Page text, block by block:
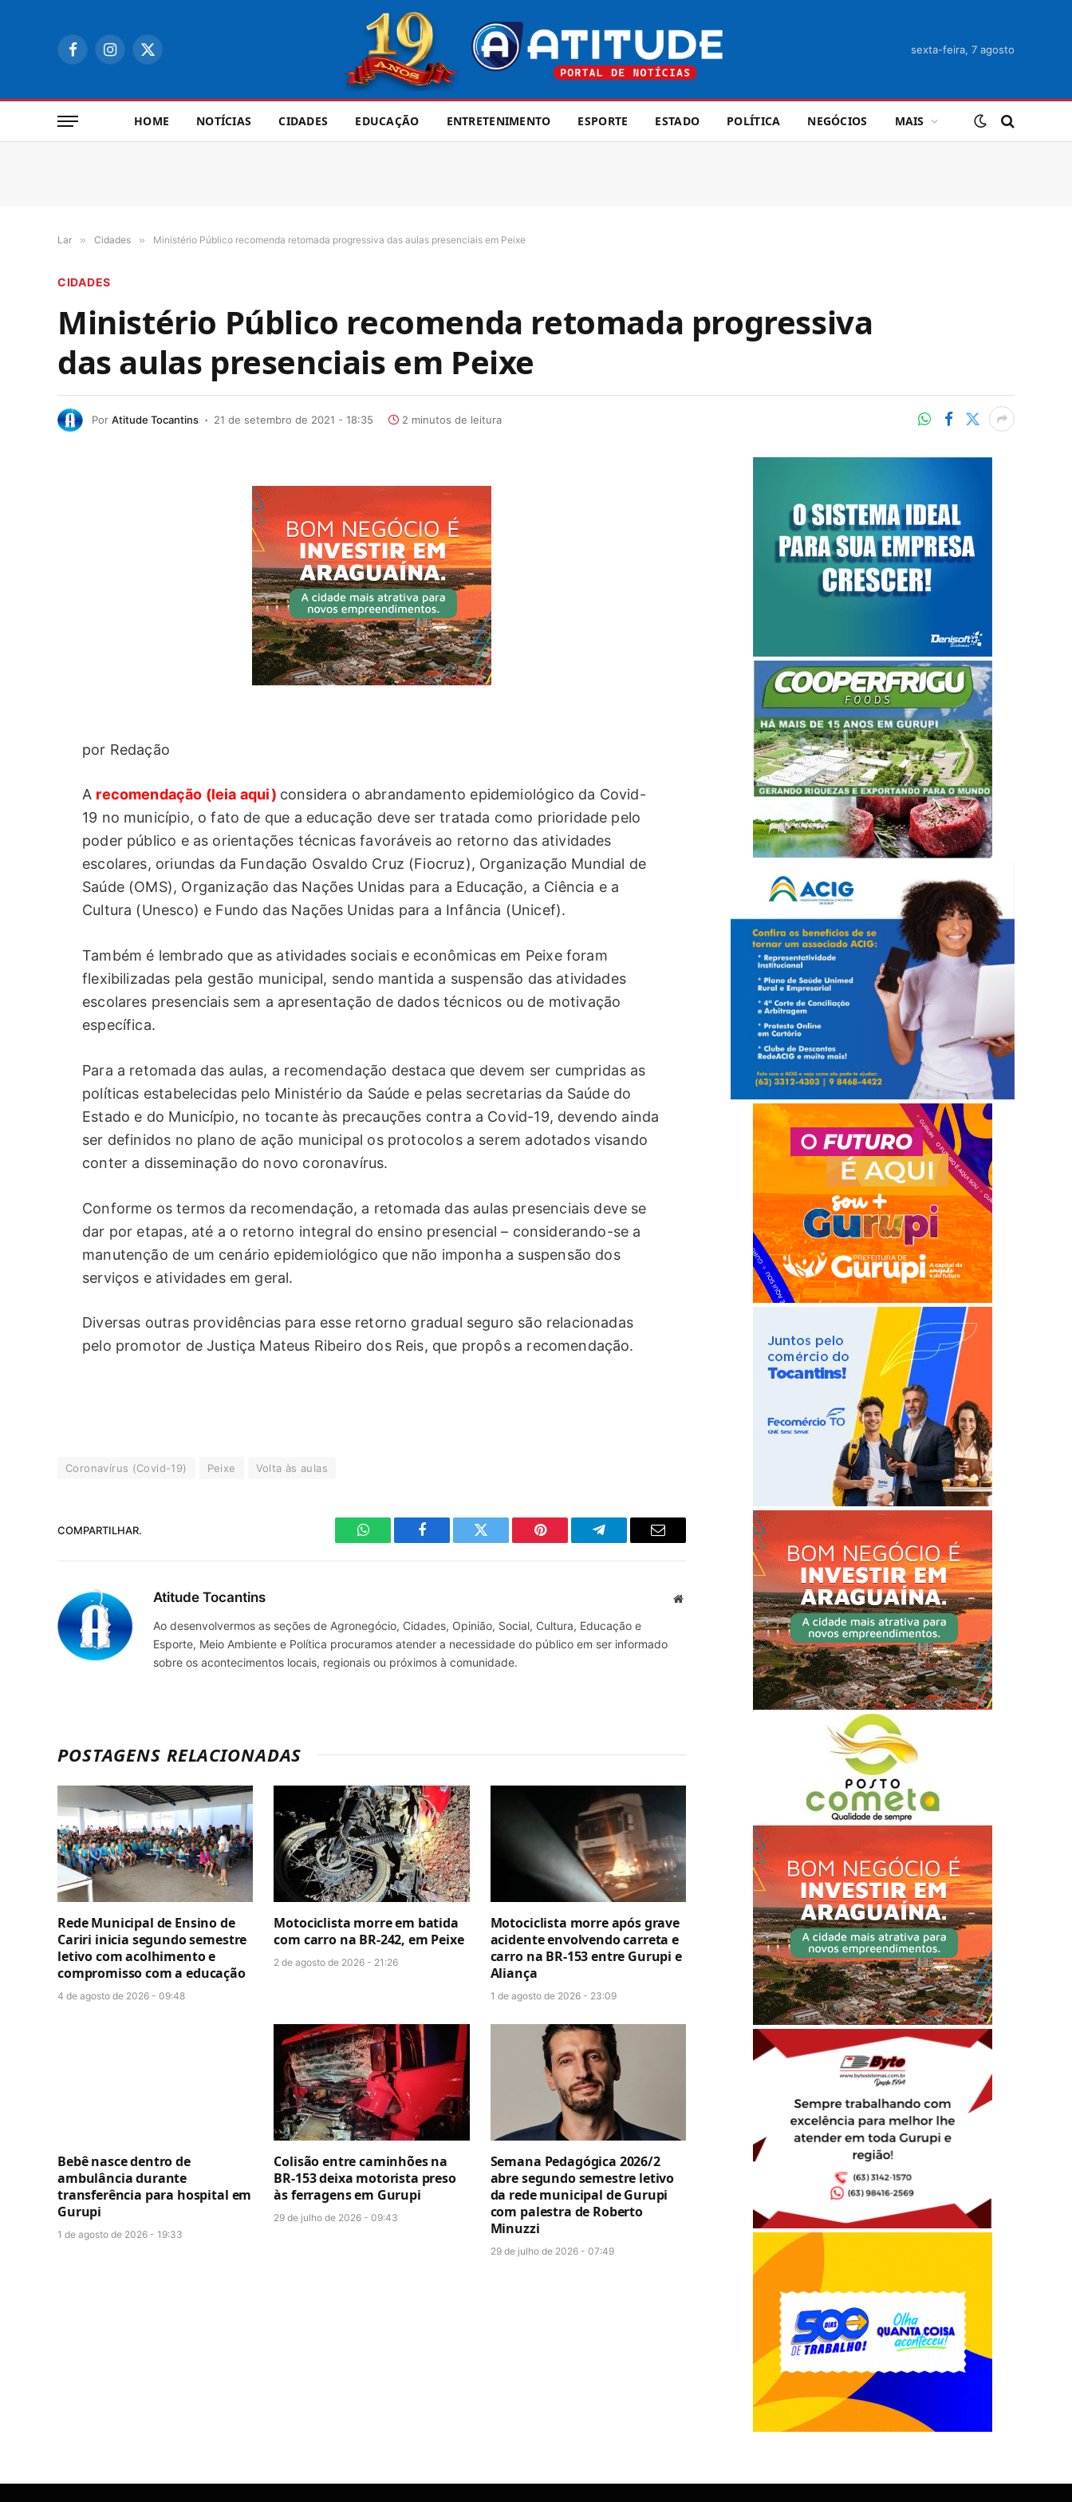
FacebookInstagram
X
sexta-feira, 7 agosto
HOME NOTÍCIAS CIDADES EDUCAÇÃO ENTRETENIMENTO ESPORTE ESTADO POLÍTICA NEGÓCIOS MAIS
Lar » Cidades » Ministério Público recomenda retomada progressiva das aulas presenciais em Peixe
CIDADES
Ministério Público recomenda retomada progressiva
das aulas presenciais em Peixe
Por Atitude Tocantins 21 de setembro de 2021 - 18:35 2 minutos de leitura
por Redação
A recomendação (leia aqui) considera o abrandamento epidemiológico da Covid-
19 no município, o fato de que a educação deve ser tratada como prioridade pelo
poder público e as orientações técnicas favoráveis ao retorno das atividades
escolares, oriundas da Fundação Osvaldo Cruz (Fiocruz), Organização Mundial de
Saúde (OMS), Organização das Nações Unidas para a Educação, a Ciência e a
Cultura (Unesco) e Fundo das Nações Unidas para a Infância (Unicef).
Também é lembrado que as atividades sociais e econômicas em Peixe foram
flexibilizadas pela gestão municipal, sendo mantida a suspensão das atividades
escolares presenciais sem a apresentação de dados técnicos ou de motivação
específica.
Para a retomada das aulas, a recomendação destaca que devem ser cumpridas as
políticas estabelecidas pelo Ministério da Saúde e pelas secretarias da Saúde do
Estado e do Município, no tocante às precauções contra a Covid-19, devendo ainda
ser definidos no plano de ação municipal os protocolos a serem adotados visando
conter a disseminação do novo coronavírus.
Conforme os termos da recomendação, a retomada das aulas presenciais deve se
dar por etapas, até a o retorno integral do ensino presencial – considerando-se a
manutenção de um cenário epidemiológico que não imponha a suspensão dos
serviços e atividades em geral.
Diversas outras providências para esse retorno gradual seguro são relacionadas
pelo promotor de Justiça Mateus Ribeiro dos Reis, que propôs a recomendação.
Coronavírus (Covid-19) Peixe Volta às aulas
COMPARTILHAR.
WhatsAppFacebook Twitter Pinterest TelegramaE-
Atitude Tocantins Site
Ao desenvolvermos as seções de Agronegócio, Cidades, Opinião, Social, Cultura, Educação e
Esporte, Meio Ambiente e Política procuramos atender a necessidade do público em ser informado
sobre os acontecimentos locais, regionais ou próximos à comunidade.
POSTAGENS RELACIONADAS
Rede Municipal de Ensino de
Cariri inicia segundo semestre
letivo com acolhimento e
compromisso com a educação
4 de agosto de 2026 - 09:48
Motociclista morre em batida
com carro na BR-242, em Peixe
2 de agosto de 2026 - 21:26
Motociclista morre após grave
acidente envolvendo carreta e
carro na BR-153 entre Gurupi e
Aliança
1 de agosto de 2026 - 23:09
Bebê nasce dentro de
ambulância durante
transferência para hospital em
Gurupi
1 de agosto de 2026 - 19:33
Colisão entre caminhões na
BR-153 deixa motorista preso
às ferragens em Gurupi
29 de julho de 2026 - 09:43
Semana Pedagógica 2026/2
abre segundo semestre letivo
da rede municipal de Gurupi
com palestra de Roberto
Minuzzi
29 de julho de 2026 - 07:49